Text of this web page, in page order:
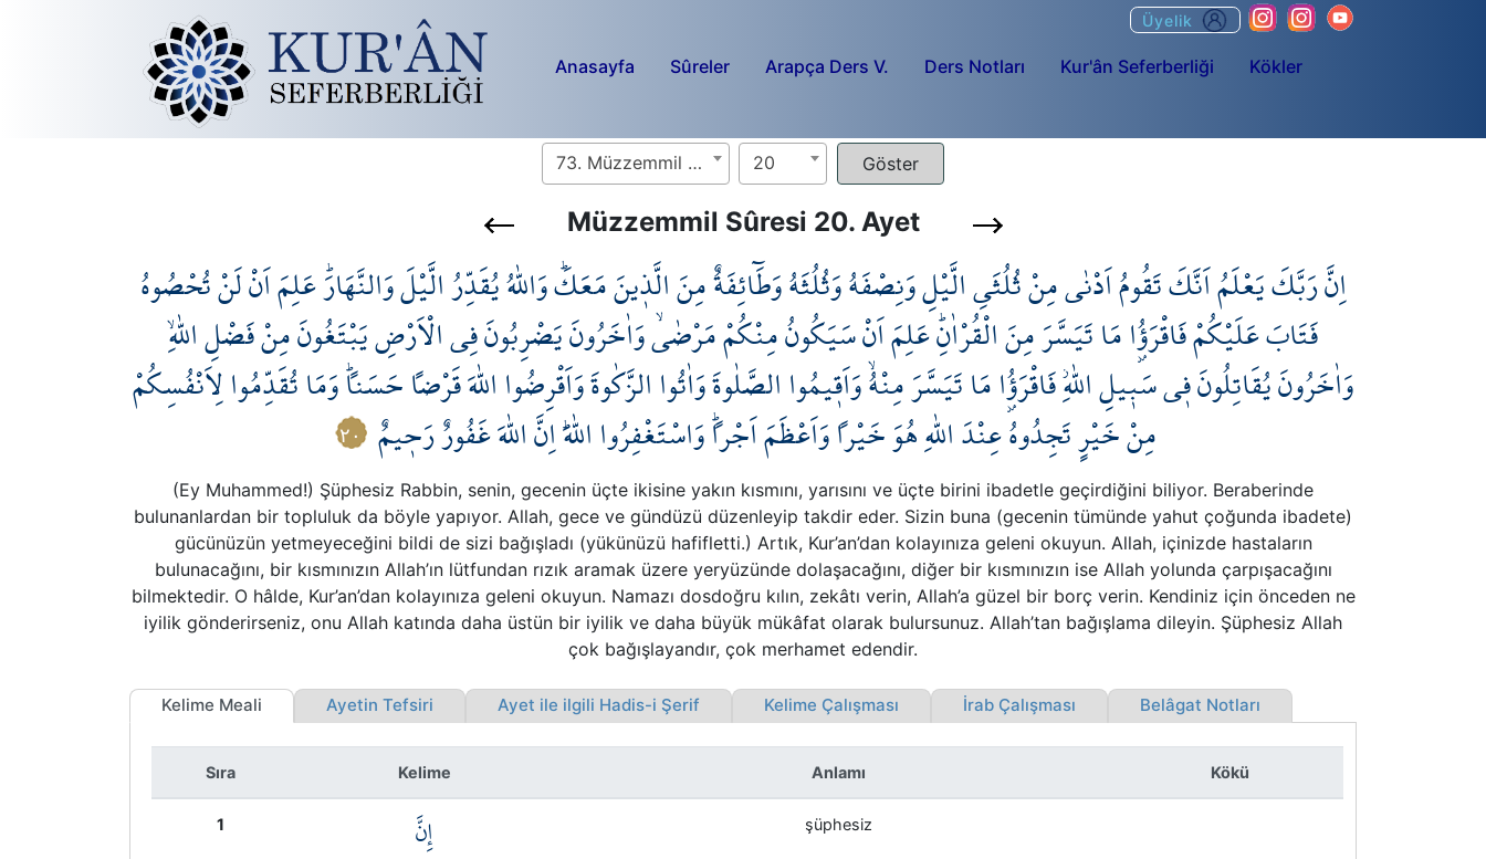
Anasayfa Sûreler Arapça Ders V. Ders Notları Kur'ân Seferberliği Kökler
Üyelik
73. Müzzemmil Sûresi 20
Müzzemmil Sûresi 20. Ayet
اِنَّ رَبَّكَ يَعْلَمُ اَنَّكَ تَقُومُ اَدْنٰى مِنْ ثُلُثَيِ الَّيْلِ وَنِصْفَهُ وَثُلُثَهُ وَطَٓائِفَةٌ مِنَ الَّذ۪ينَ مَعَكَۜ وَاللّٰهُ يُقَدِّرُ الَّيْلَ وَالنَّهَارَۜ عَلِمَ اَنْ لَنْ تُحْصُوهُ
فَتَابَ عَلَيْكُمْ فَاقْرَؤُ۫ا مَا تَيَسَّرَ مِنَ الْقُرْاٰنِۜ عَلِمَ اَنْ سَيَكُونُ مِنْكُمْ مَرْضٰىۙ وَاٰخَرُونَ يَضْرِبُونَ فِي الْاَرْضِ يَبْتَغُونَ مِنْ فَضْلِ اللّٰهِۙ
وَاٰخَرُونَ يُقَاتِلُونَ ف۪ي سَب۪يلِ اللّٰهِۘ فَاقْرَؤُ۫ا مَا تَيَسَّرَ مِنْهُۙ وَاَق۪يمُوا الصَّلٰوةَ وَاٰتُوا الزَّكٰوةَ وَاَقْرِضُوا اللّٰهَ قَرْضاً حَسَناًۜ وَمَا تُقَدِّمُوا لِاَنْفُسِكُمْ
مِنْ خَيْرٍ تَجِدُوهُ عِنْدَ اللّٰهِ هُوَ خَيْراً وَاَعْظَمَ اَجْراًۜ وَاسْتَغْفِرُوا اللّٰهَۜ اِنَّ اللّٰهَ غَفُورٌ رَح۪يمٌ ٢٠
(Ey Muhammed!) Şüphesiz Rabbin, senin, gecenin üçte ikisine yakın kısmını, yarısını ve üçte birini ibadetle geçirdiğini biliyor. Beraberinde
bulunanlardan bir topluluk da böyle yapıyor. Allah, gece ve gündüzü düzenleyip takdir eder. Sizin buna (gecenin tümünde yahut çoğunda ibadete)
gücünüzün yetmeyeceğini bildi de sizi bağışladı (yükünüzü hafifletti.) Artık, Kur’an’dan kolayınıza geleni okuyun. Allah, içinizde hastaların
bulunacağını, bir kısmınızın Allah’ın lütfundan rızık aramak üzere yeryüzünde dolaşacağını, diğer bir kısmınızın ise Allah yolunda çarpışacağını
bilmektedir. O hâlde, Kur’an’dan kolayınıza geleni okuyun. Namazı dosdoğru kılın, zekâtı verin, Allah’a güzel bir borç verin. Kendiniz için önceden ne
iyilik gönderirseniz, onu Allah katında daha üstün bir iyilik ve daha büyük mükâfat olarak bulursunuz. Allah’tan bağışlama dileyin. Şüphesiz Allah
çok bağışlayandır, çok merhamet edendir.
Kelime Meali Ayetin Tefsiri Ayet ile ilgili Hadis-i Şerif Kelime Çalışması İrab Çalışması Belâgat Notları
Sıra Kelime Anlamı Kökü
1 إِنَّ şüphesiz